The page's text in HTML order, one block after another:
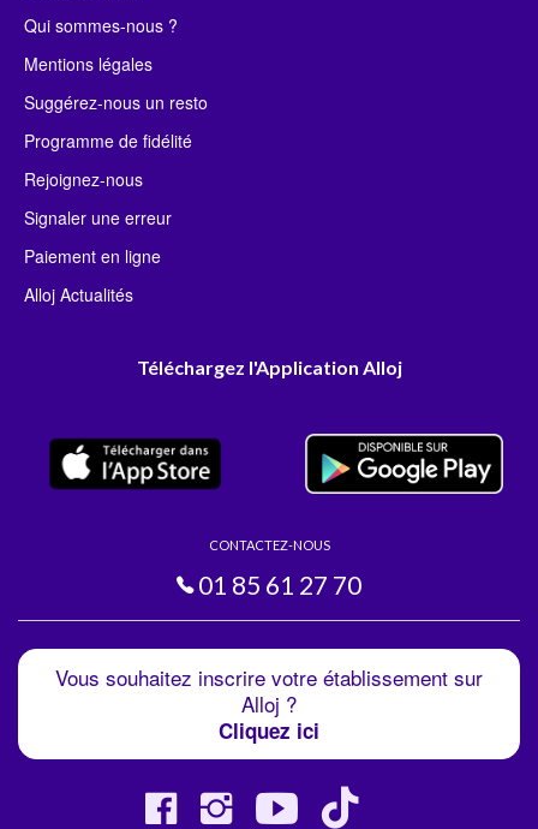
Qui sommes-nous ?
Mentions légales
Suggérez-nous un resto
Programme de fidélité
Rejoignez-nous
Signaler une erreur
Paiement en ligne
Alloj Actualités
Téléchargez l'Application Alloj
CONTACTEZ-NOUS
01 85 61 27 70
Vous souhaitez inscrire votre établissement sur
Alloj ?
Cliquez ici